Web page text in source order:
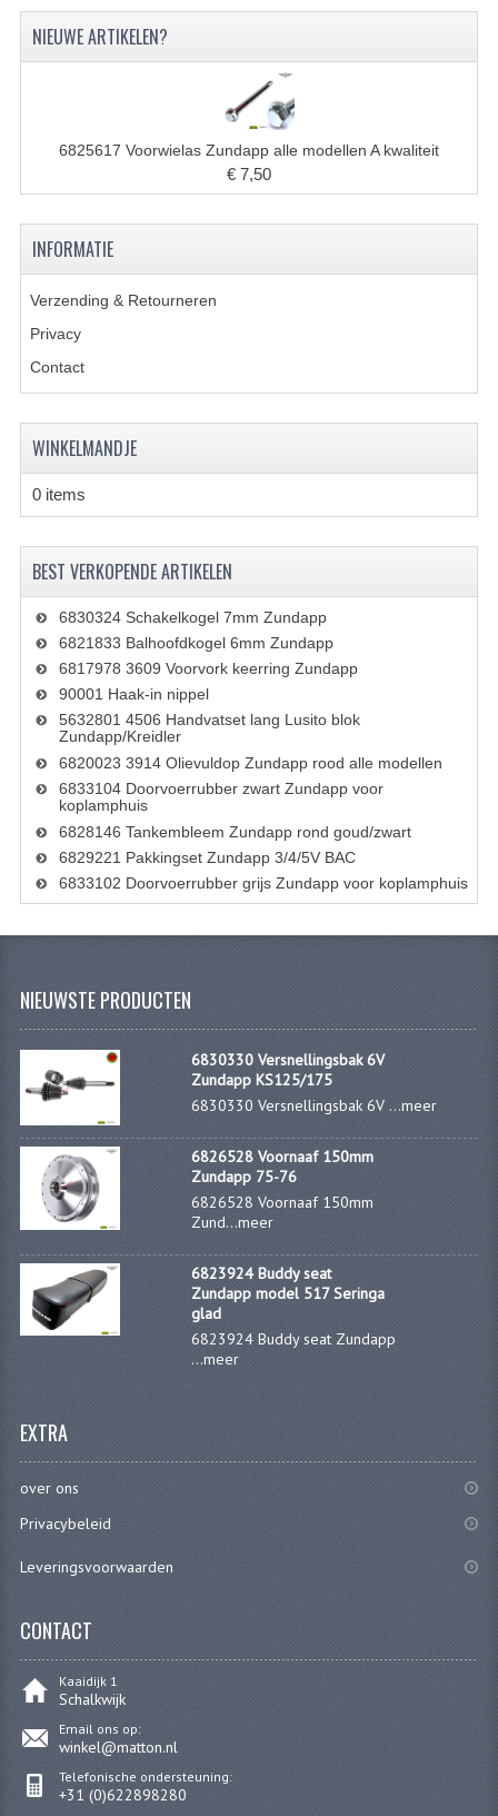
WIELEN DIVERSEN
SCHOKBREKERS
SLOTEN
STUUR EN BEDIENING
COCKPIT ONDERDELEN
STUREN
TELLER ONDERDELEN
TELLERS COMPLEET
SPATBORDEN EN KENTEKENPLATEN
TANK
VERLICHTING EN ELEKTRA
ACCU'S EN CLAXONS
KABELBOMEN
KOPLAMPEN
RICHTINGAANWIJZERS
VOORVORK 517
VOORVORK 529 TROMMEL
VOORVORK 530 SCHIJFREM
MOTORBLOK DELEN
CARBURATEURDELEN
CARBURATEURS EN SPROEIERS
CARBURATEURS
SPROEIERSET MIKUNI ZESKANT
CILINDERS EN ZUIGERS
ZUIGERS EN ZUIGERVEREN
NIEUWE ARTIKELEN?
6825617 Voorwielas Zundapp alle modellen A kwaliteit
€ 7,50
INFORMATIE
Verzending & Retourneren
Privacy
Contact
WINKELMANDJE
0 items
BEST VERKOPENDE ARTIKELEN
6830324 Schakelkogel 7mm Zundapp
6821833 Balhoofdkogel 6mm Zundapp
6817978 3609 Voorvork keerring Zundapp
90001 Haak-in nippel
5632801 4506 Handvatset lang Lusito blok
Zundapp/Kreidler
6820023 3914 Olievuldop Zundapp rood alle modellen
6833104 Doorvoerrubber zwart Zundapp voor
koplamphuis
6828146 Tankembleem Zundapp rond goud/zwart
6829221 Pakkingset Zundapp 3/4/5V BAC
6833102 Doorvoerrubber grijs Zundapp voor koplamphuis
NIEUWSTE PRODUCTEN
6830330 Versnellingsbak 6V
Zundapp KS125/175
6830330 Versnellingsbak 6V ...meer
6826528 Voornaaf 150mm
Zundapp 75-76
6826528 Voornaaf 150mm
Zund...meer
6823924 Buddy seat
Zundapp model 517 Seringa
glad
6823924 Buddy seat Zundapp
...meer
EXTRA
over ons
Privacybeleid
Leveringsvoorwaarden
CONTACT
Kaaidijk 1
Schalkwijk
Email ons op:
winkel@matton.nl
Telefonische ondersteuning:
+31 (0)622898280